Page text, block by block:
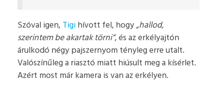
Szóval igen, Tigihívott fel, hogy hallod,
szerintem be akartak törni , és az erkélyajtón
árulkodó négy pajszernyom tényleg erre utalt.
Valószínűleg a riasztó miatt hiúsult meg a kísérlet.
Azért most már kamera is van az erkélyen.